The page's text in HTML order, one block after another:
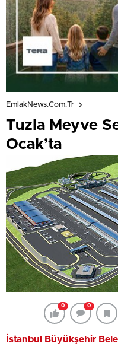
EmlakNews.com.tr
Tuzla Meyve
Ocak’ta
0 0
İstanbul Büyükşehir